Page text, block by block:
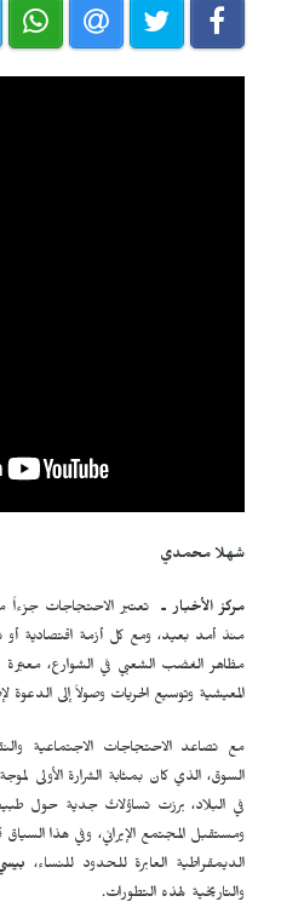
شهلا محمدي
مركز الأخبار ـتعتبر الاحتجاجات جزءاً
منذ أمد بعيد، ومع كل أزمة اقتصادية أو
مظاهر الغضب الشعبي في الشوارع،
المعيشية وتوسيع الحريات وصولاً إلى
مع تصاعد الاحتجاجات الاجتماعية
السوق، الذي كان بمثابة الشرارة
في البلاد، برزت تساؤلاتٌ جدية حول
ومستقبل المجتمع الإيراني، وفي هذا
الديمقراطية العابرة للحدود للنساء،
والتاريخية لهذه التطورات.